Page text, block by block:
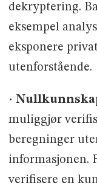
dekryptering.
eksempel
eksponere
utenforstående.
·
muliggjør
beregninger
informasjonen.
verifisere en